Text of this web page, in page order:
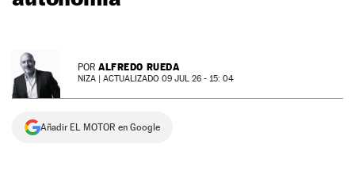
SERVICIOS
SÍGUENOS
POR ALFREDO RUEDA
NIZA | ACTUALIZADO 09 JUL 26 - 15: 04
Añadir EL MOTOR en Google